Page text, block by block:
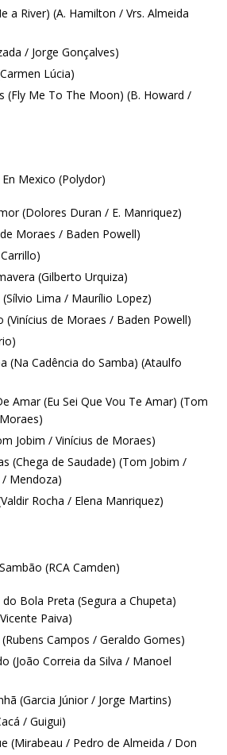
a River) (A. Hamilton / Vrs. Almeida
/ Jorge Gonçalves)
Lúcia)
(Fly Me To The Moon) (B. Howard /
Mexico (Polydor)
(Dolores Duran / E. Manriquez)
Moraes / Baden Powell)
(Gilberto Urquiza)
(Sílvio Lima / Maurílio Lopez)
(Vinícius de Moraes / Baden Powell)
(Na Cadência do Samba) (Ataulfo
Amar (Eu Sei Que Vou Te Amar) (Tom
Jobim / Vinícius de Moraes)
(Chega de Saudade) (Tom Jobim /
Mendoza)
Rocha / Elena Manriquez)
(RCA Camden)
Bola Preta (Segura a Chupeta)
Paiva)
Campos / Geraldo Gomes)
(João Correia da Silva / Manoel
(Garcia Júnior / Jorge Martins)
/ Guigui)
(Mirabeau / Pedro de Almeida / Don